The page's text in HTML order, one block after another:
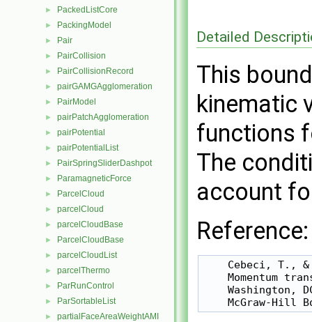
► PackedListCore
► PackingModel
► Pair
► PairCollision
► PairCollisionRecord
► pairGAMGAgglomeration
► PairModel
► pairPatchAgglomeration
► pairPotential
► pairPotentialList
► PairSpringSliderDashpot
► ParamagneticForce
► ParcelCloud
► parcelCloud
► parcelCloudBase
► ParcelCloudBase
► parcelCloudList
► parcelThermo
► ParRunControl
► ParSortableList
► partialFaceAreaWeightAMI
Detailed
This
kinematic
functions
The
account
Reference:
Cebeci, T.,
Momentum
Washington,